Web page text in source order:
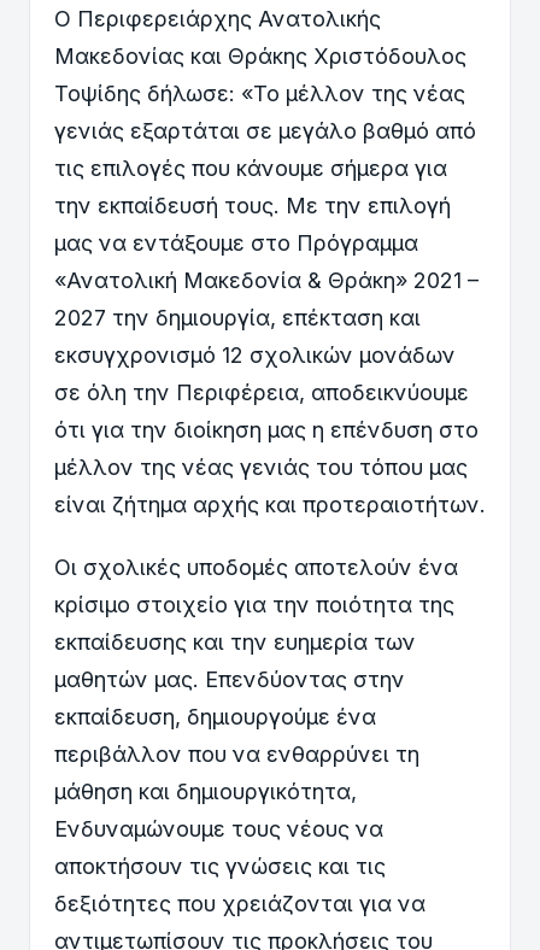
Ο Περιφερειάρχης Ανατολικής
Μακεδονίας και Θράκης Χριστόδουλος
Τοψίδης δήλωσε: «Το μέλλον της νέας
γενιάς εξαρτάται σε μεγάλο βαθμό από
τις επιλογές που κάνουμε σήμερα για
την εκπαίδευσή τους. Με την επιλογή
μας να εντάξουμε στο Πρόγραμμα
«Ανατολική Μακεδονία & Θράκη» 2021 –
2027 την δημιουργία, επέκταση και
εκσυγχρονισμό 12 σχολικών μονάδων
σε όλη την Περιφέρεια, αποδεικνύουμε
ότι για την διοίκηση μας η επένδυση στο
μέλλον της νέας γενιάς του τόπου μας
είναι ζήτημα αρχής και προτεραιοτήτων.
Οι σχολικές υποδομές αποτελούν ένα
κρίσιμο στοιχείο για την ποιότητα της
εκπαίδευσης και την ευημερία των
μαθητών μας. Επενδύοντας στην
εκπαίδευση, δημιουργούμε ένα
περιβάλλον που να ενθαρρύνει τη
μάθηση και δημιουργικότητα,
Ενδυναμώνουμε τους νέους να
αποκτήσουν τις γνώσεις και τις
δεξιότητες που χρειάζονται για να
αντιμετωπίσουν τις προκλήσεις του